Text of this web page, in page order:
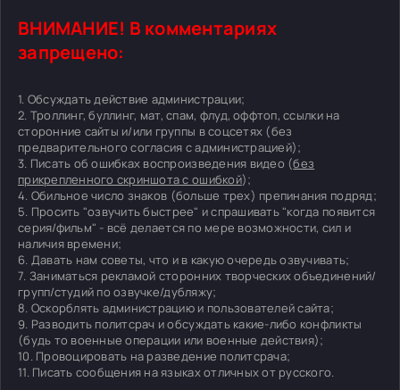
ВНИМАНИЕ! В комментариях
запрещено:
1. Обсуждать действие администрации;
2. Троллинг, буллинг, мат, спам, флуд, оффтоп, ссылки на
сторонние сайты и/или группы в соцсетях (без
предварительного согласия с администрацией);
3. Писать об ошибках воспроизведения видео (без
прикрепленного скриншота с ошибкой);
4. Обильное число знаков (больше трех) препинания подряд;
5. Просить "озвучить быстрее" и спрашивать "когда появится
серия/фильм" - всё делается по мере возможности, сил и
наличия времени;
6. Давать нам советы, что и в какую очередь озвучивать;
7. Заниматься рекламой сторонних творческих объединений/
групп/студий по озвучке/дубляжу;
8. Оскорблять администрацию и пользователей сайта;
9. Разводить политсрач и обсуждать какие-либо конфликты
(будь то военные операции или военные действия);
10. Провоцировать на разведение политсрача;
11. Писать сообщения на языках отличных от русского.